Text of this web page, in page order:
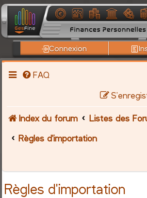
Connexion
FAQ
Index du forum Listes des
Règles d'importation
Règles d'importation